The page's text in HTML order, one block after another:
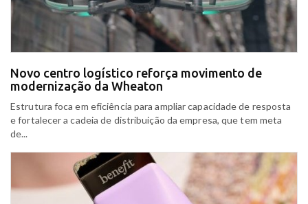
Novo centro logístico reforça movimento de
modernização da Wheaton
Estrutura foca em eficiência para ampliar capacidade de resposta
e fortalecer a cadeia de distribuição da empresa, que tem meta
de...